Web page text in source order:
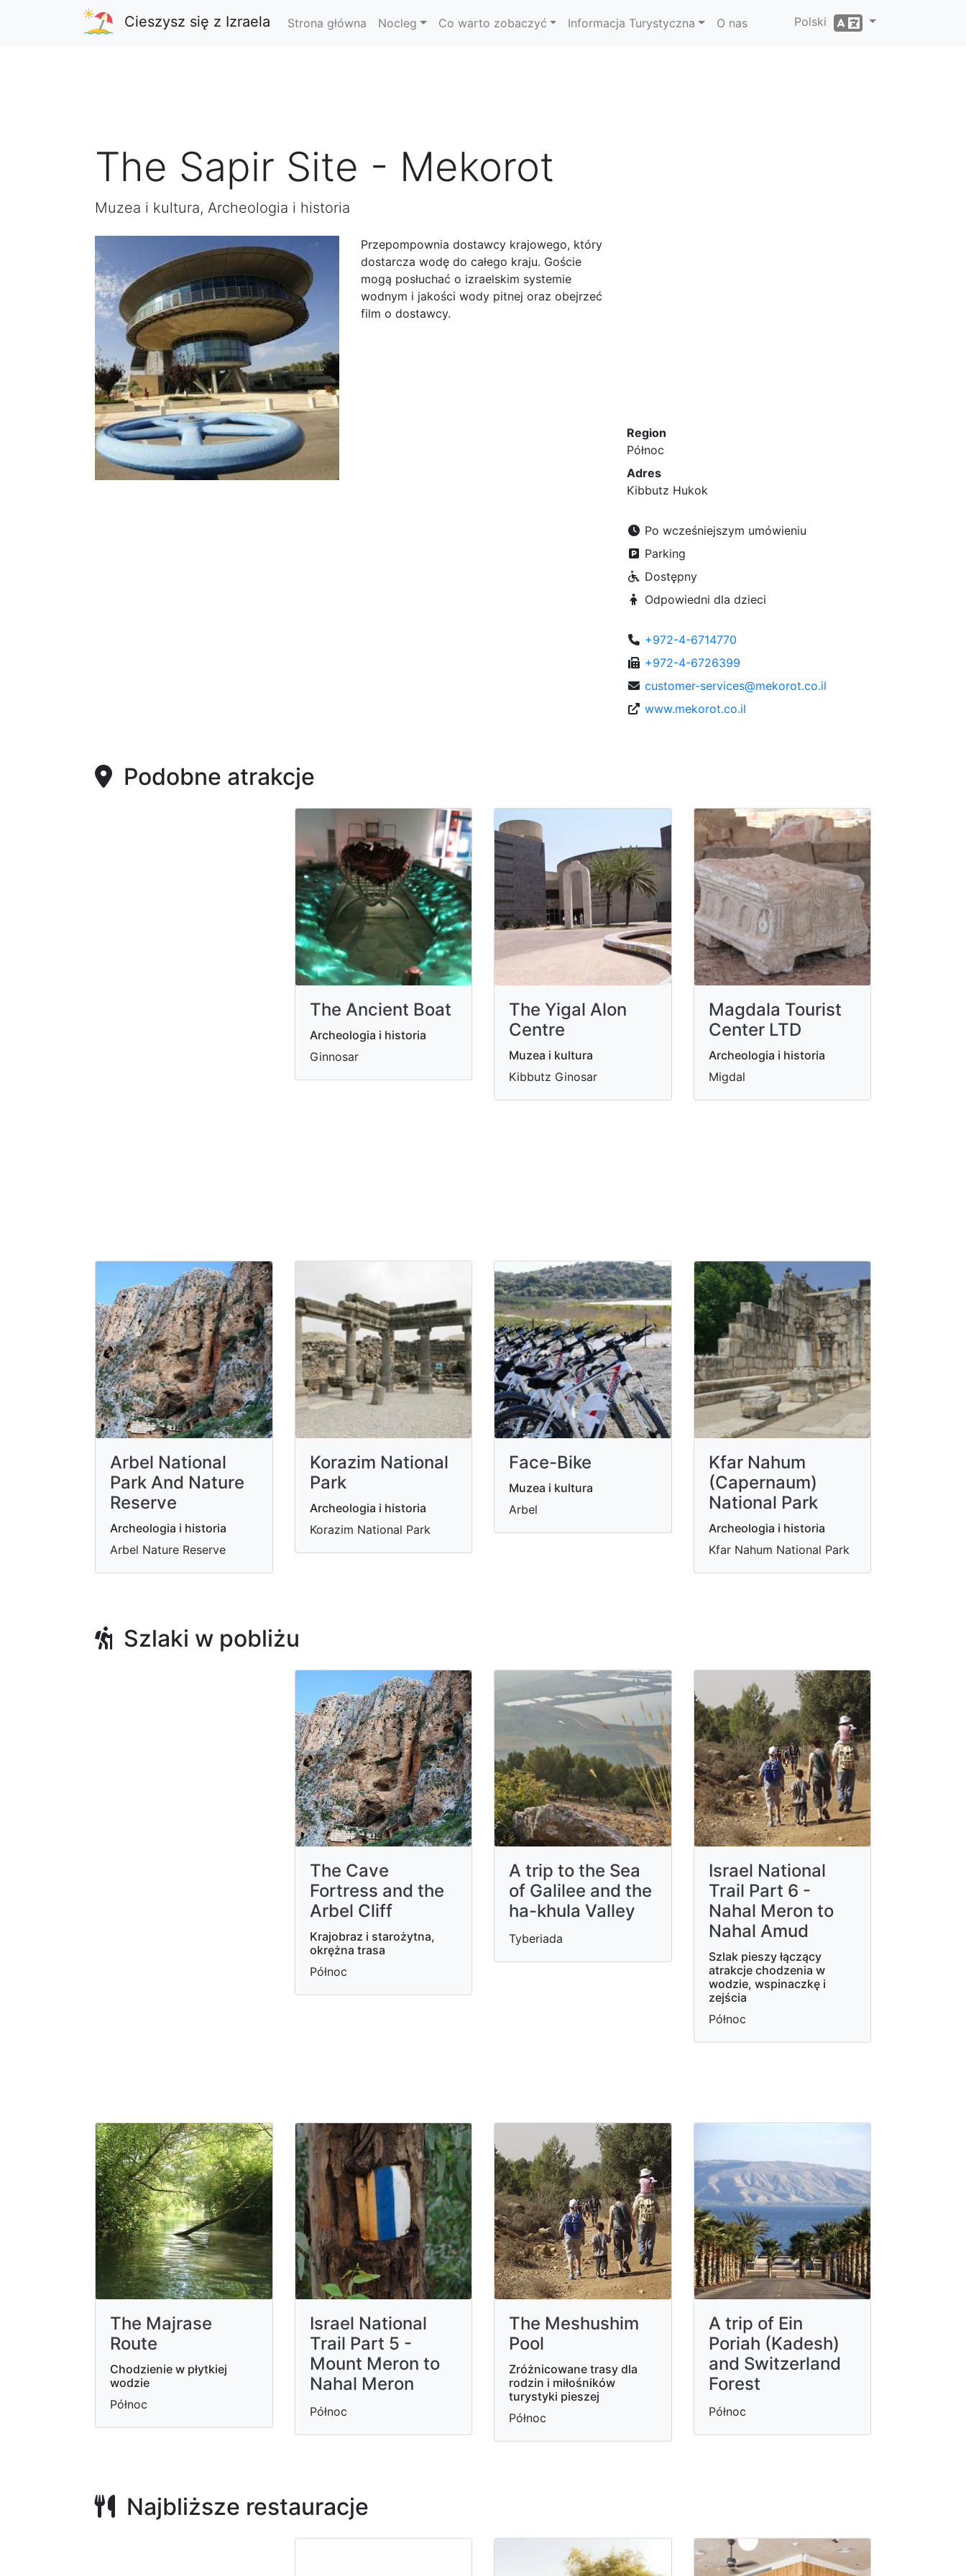
Cieszysz się z Izraela Strona główna Nocleg Co warto zobaczyć Informacja Turystyczna O nas Polski
The Sapir Site - Mekorot
Muzea i kultura, Archeologia i historia
Przepompownia dostawcy krajowego, który
dostarcza wodę do całego kraju. Goście
mogą posłuchać o izraelskim systemie
wodnym i jakości wody pitnej oraz obejrzeć
film o dostawcy.
Region
Północ
Adres
Kibbutz Hukok
Po wcześniejszym umówieniu
Parking
Dostępny
Odpowiedni dla dzieci
+972-4-6714770
+972-4-6726399
customer-services@mekorot.co.il
www.mekorot.co.il
Podobne atrakcje
The Ancient Boat
Archeologia i historia
Ginnosar
The Yigal Alon
Centre
Muzea i kultura
Kibbutz Ginosar
Magdala Tourist
Center LTD
Archeologia i historia
Migdal
Arbel National
Park And Nature
Reserve
Archeologia i historia
Arbel Nature Reserve
Korazim National
Park
Archeologia i historia
Korazim National Park
Face-Bike
Muzea i kultura
Arbel
Kfar Nahum
(Capernaum)
National Park
Archeologia i historia
Kfar Nahum National Park
Szlaki w pobliżu
The Cave
Fortress and the
Arbel Cliff
Krajobraz i starożytna,
okrężna trasa
Północ
A trip to the Sea
of ​​Galilee and the
ha-khula Valley
Tyberiada
Israel National
Trail Part 6 -
Nahal Meron to
Nahal Amud
Szlak pieszy łączący
atrakcje chodzenia w
wodzie, wspinaczkę i
zejścia
Północ
The Majrase
Route
Chodzienie w płytkiej
wodzie
Północ
Israel National
Trail Part 5 -
Mount Meron to
Nahal Meron
Północ
The Meshushim
Pool
Zróżnicowane trasy dla
rodzin i miłośników
turystyki pieszej
Północ
A trip of Ein
Poriah (Kadesh)
and Switzerland
Forest
Północ
Najbliższe restauracje